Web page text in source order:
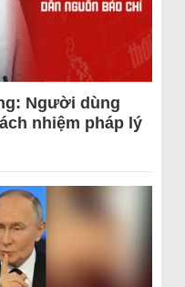
Người dùng
nhiệm pháp lý